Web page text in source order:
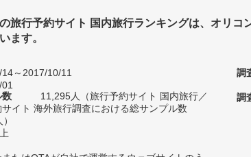
旅行予約サイト 国内旅行ランキングは、オリコ
ます。
～2017/10/11
数
11,295人（旅行予約サイト 国内旅行／
イト 海外旅行調査における総サンプル数
調
調